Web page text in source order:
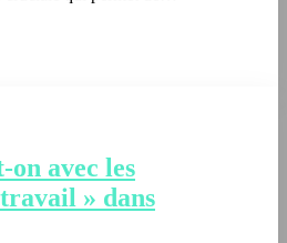
avec les
» dans